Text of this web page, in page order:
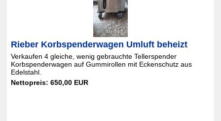
Rieber Korbspenderwagen Umluft beheizt
Verkaufen 4 gleiche, wenig gebrauchte Tellerspender
Korbspenderwagen auf Gummirollen mit Eckenschutz aus
Edelstahl.
Nettopreis: 650,00 EUR